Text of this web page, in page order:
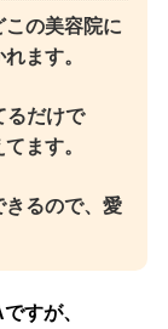
の美容院に
ます。
るだけで
ます。
きるので、愛
すが、